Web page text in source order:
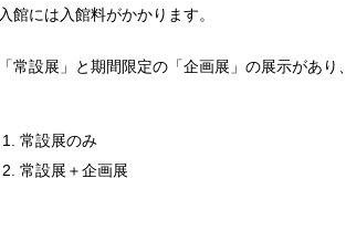
入館には入館料がかかります。
「常設展」と期間限定の「企画展」の展示があり、
常設展のみ
常設展＋企画展